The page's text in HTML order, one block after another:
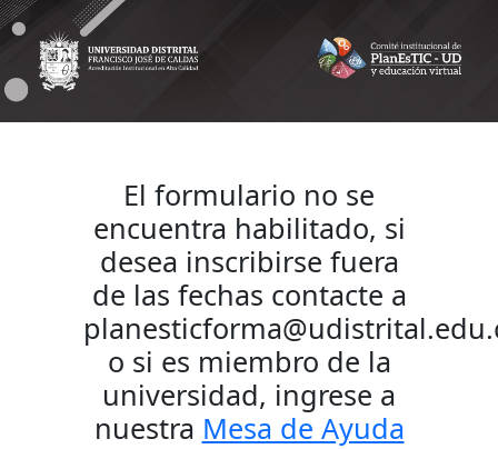
Formulario de inscripción
El formulario no se
encuentra habilitado, si
desea inscribirse fuera
de las fechas contacte a
o si es miembro de la
universidad, ingrese a
nuestra Mesa de Ayuda